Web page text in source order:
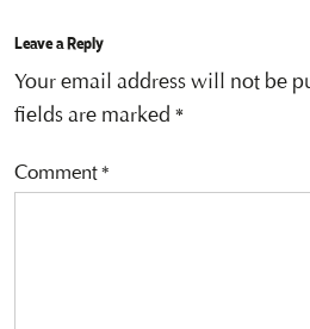
Leave a Reply
Your email address will not be
fields are marked *
Comment*